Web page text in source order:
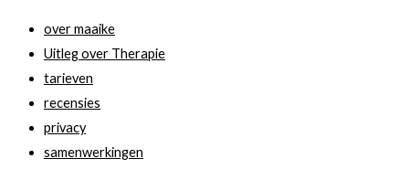
over maaike
Uitleg over Therapie
tarieven
recensies
privacy
samenwerkingen